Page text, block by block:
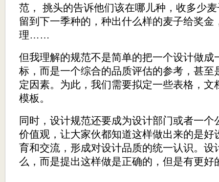
范， 挑头的告诉他们该在哪儿种，收多少
留到下一季种的，种出什么样的麦子给奖金
理……
但我理解的规范不是简单的把一个设计做成
标，而是一个综合的品质评估的参考，甚至
定因素。为此，我们需要拟定一些表格，文
模板。
同时，设计规范还要成为设计部门或者一
价值观，让大家伙都知道这样做出来的是好
育和交流，形成对设计品质的统一认识。设
么，而是提出这样做是正确的，但是有更好